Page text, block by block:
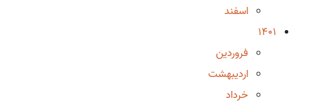
اسفند
1401
فروردین
اردیبهشت
خرداد